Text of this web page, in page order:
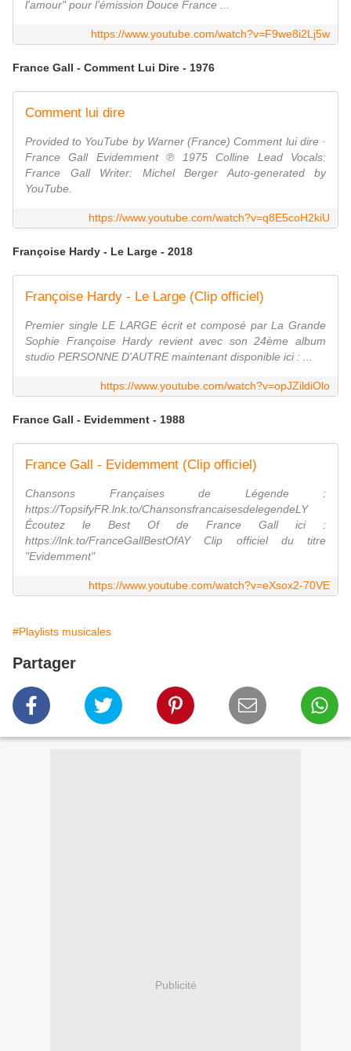
l'amour" pour l'émission Douce France ...
https://www.youtube.com/watch?v=F9we8i2Lj5w
France Gall - Comment Lui Dire - 1976
Comment lui dire
Provided to YouTube by Warner (France) Comment lui dire ·
France Gall Evidemment ℗ 1975 Colline Lead Vocals:
France Gall Writer: Michel Berger Auto-generated by
YouTube.
https://www.youtube.com/watch?v=q8E5coH2kiU
Françoise Hardy - Le Large - 2018
Françoise Hardy - Le Large (Clip officiel)
Premier single LE LARGE écrit et composé par La Grande
Sophie Françoise Hardy revient avec son 24ème album
studio PERSONNE D'AUTRE maintenant disponible ici : ...
https://www.youtube.com/watch?v=opJZildiOlo
France Gall - Evidemment - 1988
France Gall - Evidemment (Clip officiel)
Chansons Françaises de Légende :
https://TopsifyFR.lnk.to/ChansonsfrancaisesdelegendeLY
Écoutez le Best Of de France Gall ici :
https://lnk.to/FranceGallBestOfAY Clip officiel du titre
"Evidemment"
https://www.youtube.com/watch?v=eXsox2-70VE
#Playlists musicales
Partager
Publicité